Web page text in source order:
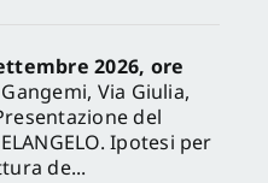
2026, ore
Via Giulia,
del
Ipotesi per
de...